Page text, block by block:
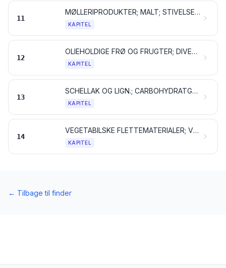
11
MØLLERIPRODUKTER; MALT; STIVELSE; INULIN; HVEDEGLUTEN
KAPITEL
12
OLIEHOLDIGE FRØ OG FRUGTER; DIVERSE ANDRE FRØ OG FRUGTER; PLANTER TIL INDUSTRIEL OG MEDICINSK BRUG; HALM OG FODERPLANTER
KAPITEL
13
SCHELLAK OG LIGN.; CARBOHYDRATGUMMIER OG NATURHARPIKSER SAMT ANDRE PLANTESAFTER OG PLANTEEKSTRAKTER
KAPITEL
14
VEGETABILSKE FLETTEMATERIALER; VEGETABILSKE PRODUKTER, IKKE ANDETSTEDS TARIFERET
KAPITEL
← Tilbage til finder